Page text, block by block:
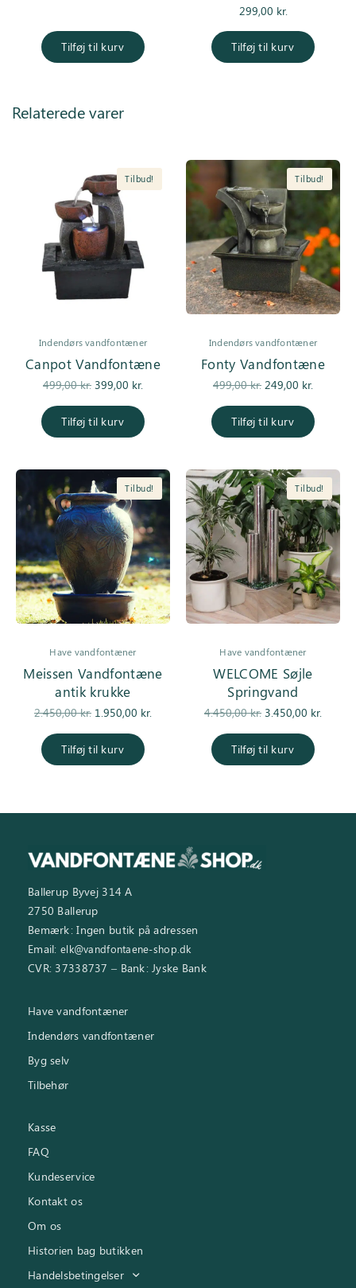
499,00 kr..249,00 kr..
Tilføj til kurv
299,00 kr.
Tilføj til kurv
Relaterede varer
Tilbud!
Indendørs vandfontæner
Canpot Vandfontæne
499,00kr.
Den
pris var:
499,00 kr..
399,00 kr.
Tilføj til kurv
Tilbud!
Indendørs vandfontæner
Fonty Vandfontæne
499,00kr.
Den
pris var:
499,00 kr..
249,00 kr.
Tilføj til kurv
Tilbud!
Have vandfontæner
Meissen Vandfontæne
antik krukke
2.450,00kr.
Den
pris var:
2.450,00 kr..
1.950,00 kr.
Tilføj til kurv
Tilbud!
Have vandfontæner
WELCOME Søjle
Springvand
4.450,00kr.
Den
pris var:
4.450,00 kr..
3.450,00 kr.
Tilføj til kurv
Ballerup Byvej 314 A
2750 Ballerup
Bemærk: Ingen butik på adressen
Email: elk@vandfontaene-shop.dk
CVR: 37338737 – Bank: Jyske Bank
Have vandfontæner
Indendørs vandfontæner
Byg selv
Tilbehør
Kasse
FAQ
Kundeservice
Kontakt os
Om os
Historien bag butikken
Handelsbetingelser